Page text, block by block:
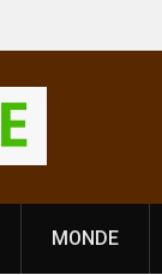
Soldat
MONDE